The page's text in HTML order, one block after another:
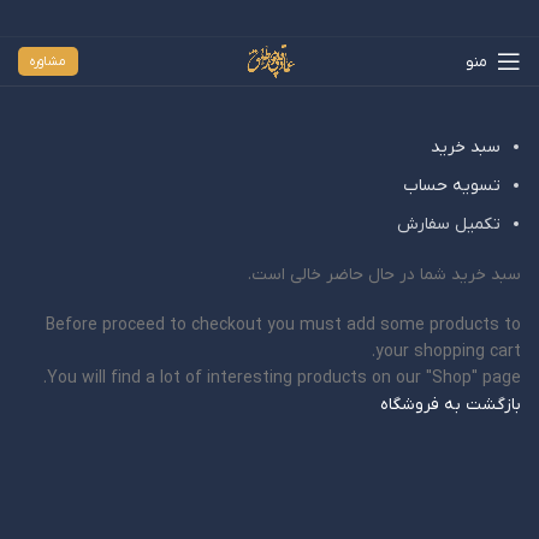
منو مشاوره
سبد خرید
تسویه حساب
تکمیل سفارش
سبد خرید شما در حال حاضر خالی است.
Before proceed to checkout you must add some products to
your shopping cart.
You will find a lot of interesting products on our "Shop" page.
بازگشت به فروشگاه